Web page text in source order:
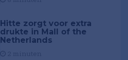
Hitte zorgt voor extra
drukte in Mall of the
Netherlands